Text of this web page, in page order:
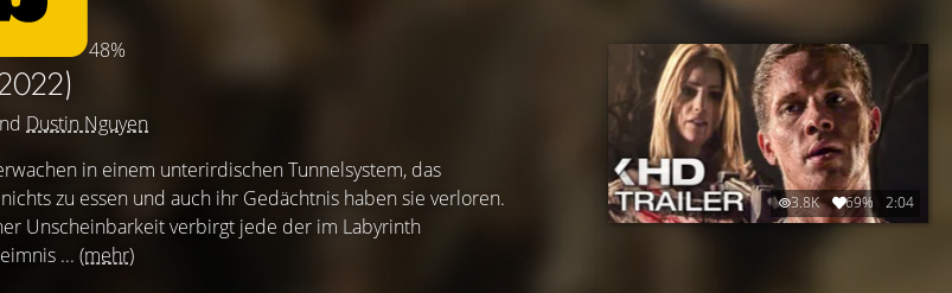
48%
Dustin Nguyen
in einem unterirdischen Tunnelsystem, das
zu essen und auch ihr Gedächtnis haben sie verloren.
Unscheinbarkeit verbirgt jede der im Labyrinth
... (mehr)
3.8K 69% 2:04